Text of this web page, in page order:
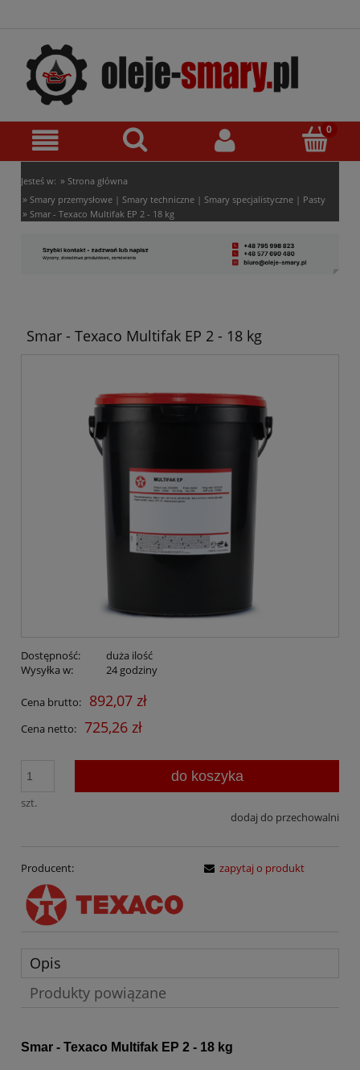
Jesteś w: » Strona główna
» Smary przemysłowe | Smary techniczne | Smary specjalistyczne | Pasty
» Smar - Texaco Multifak EP 2 - 18 kg
Smar - Texaco Multifak EP 2 - 18 kg
Dostępność:
duża ilość
Wysyłka w:
24 godziny
Cena brutto: 892,07 zł
Cena netto: 725,26 zł
szt.
do koszyka
dodaj do przechowalni
Producent: zapytaj o produkt
Opis
Produkty powiązane
Smar - Texaco Multifak EP 2 - 18 kg